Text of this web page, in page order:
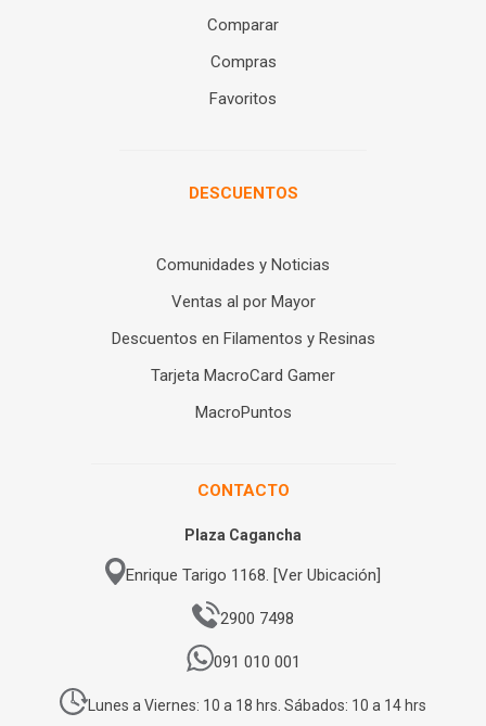
Comparar
Compras
Favoritos
DESCUENTOS
Comunidades y Noticias
Ventas al por Mayor
Descuentos en Filamentos y Resinas
Tarjeta MacroCard Gamer
MacroPuntos
CONTACTO
Plaza Cagancha
Enrique Tarigo 1168. [Ver Ubicación]
2900 7498
091 010 001
Lunes a Viernes: 10 a 18 hrs. Sábados: 10 a 14 hrs